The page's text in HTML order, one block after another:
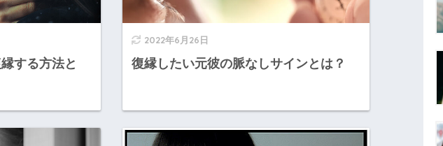
する方法と
2022年6月26日
復縁したい元彼の脈なしサインとは？